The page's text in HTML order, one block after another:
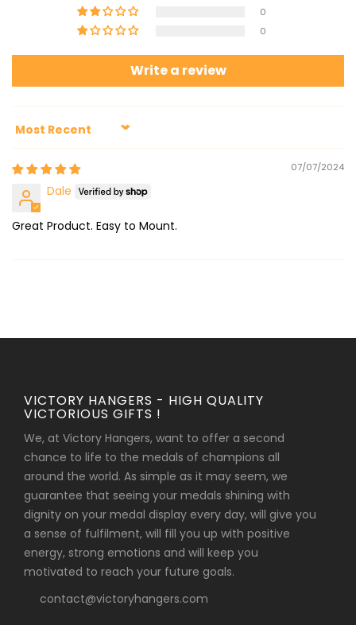
0
0
Write a review
Sort by
07/07/2024
Dale
Great Product. Easy to Mount.
VICTORY HANGERS - HIGH QUALITY
VICTORIOUS GIFTS !
We, at Victory Hangers, want to offer a second
chance to life to the medals of champions all
around the world. As simple as it may seem, we
guarantee that seeing your medals shining with
dignity on your medal display every day, will give you
a sense of fulfilment, will fill you up with positive
energy, strong emotions and will keep you
motivated to reach your future goals.
contact@victoryhangers.com